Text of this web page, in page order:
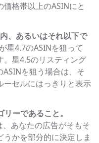
格帯以上のASINにと
、あるいはそれ以下で
星4.7のASINを狙って
。星4.5のリスティング
を狙う場合は、そ
ーセルにはっきりと表示
ーであること。
あなたの広告がそもそ
かを部分的に決定しま